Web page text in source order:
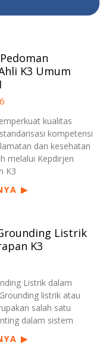
K3 Umum
kualitas
kompetensi
dan kesehatan
melalui Kepdirjen
K3
▶
Listrik
K3
Listrik dalam
listrik atau
salah satu
dalam sistem
▶